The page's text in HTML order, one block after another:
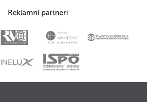
Reklamní partneri